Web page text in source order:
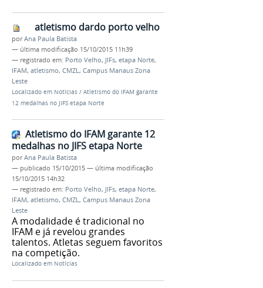
atletismo dardo porto velho
porAna Paula Batista
— última modificação 15/10/2015 11h39
— registrado em: Porto Velho, JIFs, etapa Norte,
IFAM, atletismo, CMZL , Campus Manaus Zona
Leste
Localizado em Notícias / Atletismo do IFAM garante
12 medalhas no JIFS etapa Norte
Atletismo do IFAM garante 12
medalhas no JIFS etapa Norte
porAna Paula Batista
— publicado 15/10/2015 — última modificação
15/10/2015 14h32
— registrado em: Porto Velho, JIFs, etapa Norte,
IFAM, atletismo, CMZL, Campus Manaus Zona
Leste
A modalidade é tradicional no
IFAM e já revelou grandes
talentos. Atletas seguem favoritos
na competição.
Localizado em Notícias